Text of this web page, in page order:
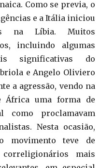
Como se previa, o
e a Itália iniciou
na Líbia. Muitos
incluindo algumas
significativas do
e Angelo Oliviero
a agressão, vendo na
África uma forma de
como proclamavam
Nesta ocasião,
movimento teve de
mais